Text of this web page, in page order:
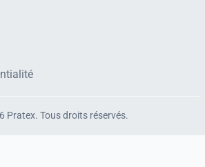
Pratex. Tous droits réservés.